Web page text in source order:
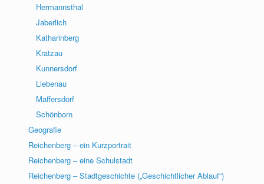
Hermannsthal
Jaberlich
Katharinberg
Kratzau
Kunnersdorf
Liebenau
Maffersdorf
Schönborn
Geografie
Reichenberg – ein Kurzportrait
Reichenberg – eine Schulstadt
Reichenberg – Stadtgeschichte („Geschichtlicher Ablauf“)